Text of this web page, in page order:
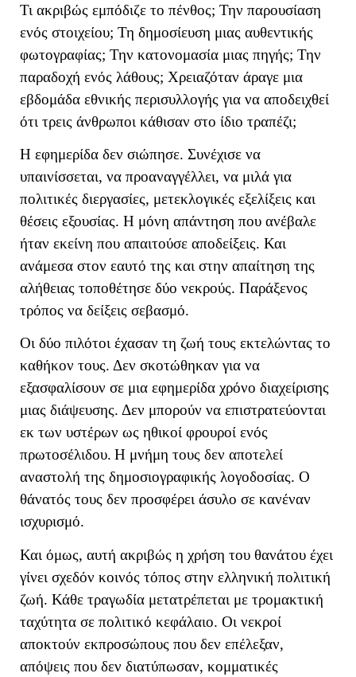
Τι ακριβώς εμπόδιζε το πένθος; Την παρουσίαση
ενός στοιχείου; Τη δημοσίευση μιας αυθεντικής
φωτογραφίας; Την κατονομασία μιας πηγής; Την
παραδοχή ενός λάθους; Χρειαζόταν άραγε μια
εβδομάδα εθνικής περισυλλογής για να αποδειχθεί
ότι τρεις άνθρωποι κάθισαν στο ίδιο τραπέζι;
Η εφημερίδα δεν σιώπησε. Συνέχισε να
υπαινίσσεται, να προαναγγέλλει, να μιλά για
πολιτικές διεργασίες, μετεκλογικές εξελίξεις και
θέσεις εξουσίας. Η μόνη απάντηση που ανέβαλε
ήταν εκείνη που απαιτούσε αποδείξεις. Και
ανάμεσα στον εαυτό της και στην απαίτηση της
αλήθειας τοποθέτησε δύο νεκρούς. Παράξενος
τρόπος να δείξεις σεβασμό.
Οι δύο πιλότοι έχασαν τη ζωή τους εκτελώντας το
καθήκον τους. Δεν σκοτώθηκαν για να
εξασφαλίσουν σε μια εφημερίδα χρόνο διαχείρισης
μιας διάψευσης. Δεν μπορούν να επιστρατεύονται
εκ των υστέρων ως ηθικοί φρουροί ενός
πρωτοσέλιδου. Η μνήμη τους δεν αποτελεί
αναστολή της δημοσιογραφικής λογοδοσίας. Ο
θάνατός τους δεν προσφέρει άσυλο σε κανέναν
ισχυρισμό.
Και όμως, αυτή ακριβώς η χρήση του θανάτου έχει
γίνει σχεδόν κοινός τόπος στην ελληνική πολιτική
ζωή. Κάθε τραγωδία μετατρέπεται με τρομακτική
ταχύτητα σε πολιτικό κεφάλαιο. Οι νεκροί
αποκτούν εκπροσώπους που δεν επέλεξαν,
απόψεις που δεν διατύπωσαν, κομματικές